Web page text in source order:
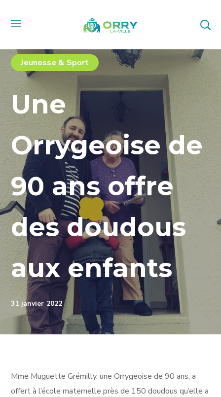
Jeunesse & Sport
Une
Orrygeoise de
90 ans offre
des doudous
aux enfants
31 janvier 2022
Mme Muguette Grémilly, une Orrygeoise de 90 ans, a
offert à l’école maternelle près de 150 doudous qu’elle a